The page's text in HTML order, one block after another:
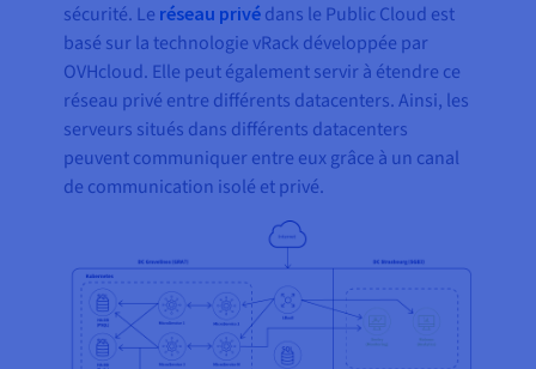
sécurité. Le réseau privé dans le Public Cloud est
basé sur la technologie vRack développée par
OVHcloud. Elle peut également servir à étendre ce
réseau privé entre différents datacenters. Ainsi, les
serveurs situés dans différents datacenters
peuvent communiquer entre eux grâce à un canal
de communication isolé et privé.